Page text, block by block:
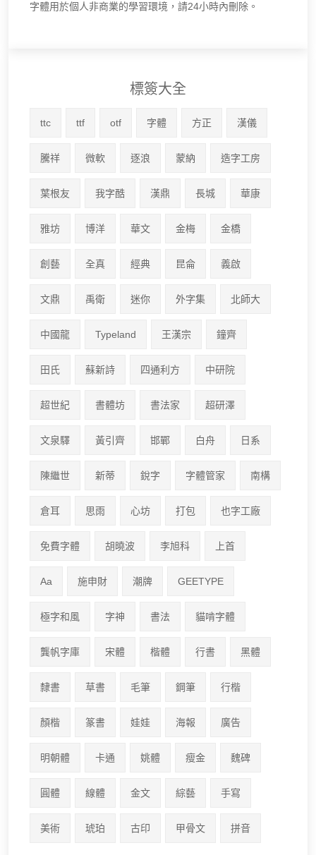
字體用於個人非商業的學習環境，請24小時內刪除。
標簽大全
ttc ttf otf 字體 方正 漢儀
騰祥 微軟 逐浪 蒙納 造字工房
葉根友 我字酷 漢鼎 長城 華康
雅坊 博洋 華文 金梅 金橋
創藝 全真 經典 昆侖 義啟
文鼎 禹衛 迷你 外字集 北師大
中國龍 Typeland 王漢宗 鐘齊
田氏 蘇新詩 四通利方 中研院
超世紀 書體坊 書法家 超研澤
文泉驛 黃引齊 邯鄲 白舟 日系
陳繼世 新蒂 銳字 字體管家 南構
倉耳 思雨 心坊 打包 也字工廠
免費字體 胡曉波 李旭科 上首
Aa 施申財 潮牌 GEETYPE
極字和風 字神 書法 貓啃字體
龔帆字庫 宋體 楷體 行書 黑體
隸書 草書 毛筆 鋼筆 行楷
顏楷 篆書 娃娃 海報 廣告
明朝體 卡通 姚體 瘦金 魏碑
圓體 線體 金文 綜藝 手寫
美術 琥珀 古印 甲骨文 拼音